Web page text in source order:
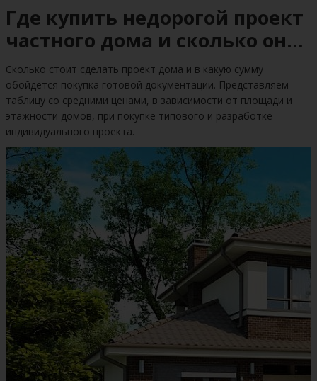
Где купить недорогой проект
частного дома и сколько он
будет стоить в 2022 году
Сколько стоит сделать проект дома и в какую сумму
обойдётся покупка готовой документации. Представляем
таблицу со средними ценами, в зависимости от площади и
этажности домов, при покупке типового и разработке
индивидуального проекта.